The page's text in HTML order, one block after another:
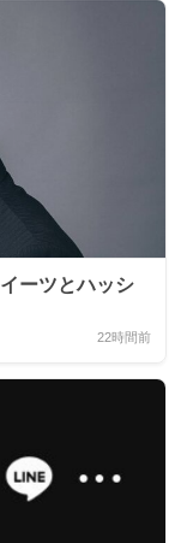
ーツとハッシ
22時間前